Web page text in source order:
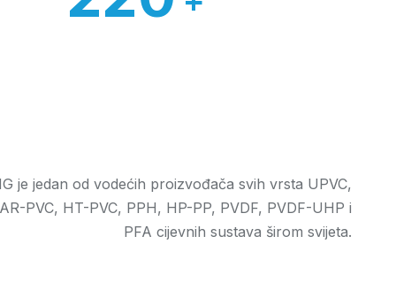
je jedan od vodećih proizvođača svih vrsta UPVC,
PVC, HT-PVC, PPH, HP-PP, PVDF, PVDF-UHP i
PFA cijevnih sustava širom svijeta.